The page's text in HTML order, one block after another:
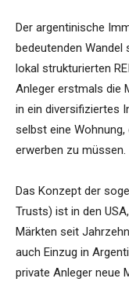
Der argentinische
bedeutenden Wandel
lokal strukturierten
Anleger erstmals die
in ein diversifiziertes
selbst eine
erwerben zu müssen.
Das Konzept der
Trusts) ist in den
Märkten seit
auch Einzug in
private Anleger neue